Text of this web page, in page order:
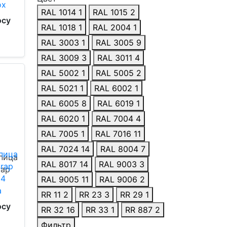
RAL 1014 1 RAL 1015 2
RAL 1018 1 RAL 2004 1
RAL 3003 1 RAL 3005 9
RAL 3009 3 RAL 3011 4
RAL 5002 1 RAL 5005 2
RAL 5021 1 RAL 6002 1
RAL 6005 8 RAL 6019 1
RAL 6020 1 RAL 7004 4
RAL 7005 1 RAL 7016 11
RAL 7024 14 RAL 8004 7
RAL 8017 14 RAL 9003 3
RAL 9005 11 RAL 9006 2
RR 11 2 RR 23 3 RR 29 1
RR 32 16 RR 33 1 RR 887 2
Фильтр